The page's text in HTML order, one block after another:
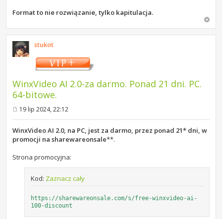
Format to nie rozwiązanie, tylko kapitulacja.
stukot
WinxVideo AI 2.0-za darmo. Ponad 21 dni. PC.
64-bitowe.
o
s
t
19 lip 2024, 22:12
WinxVideo AI 2.0, na PC, jest za darmo, przez ponad 21* dni, w
promocji na sharewareonsale**.
Strona promocyjna:
Kod: Zaznacz cały
https://sharewareonsale.com/s/free-winxvideo-ai-
100-discount